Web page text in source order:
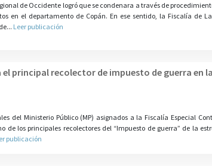
de Occidente logró que se condenara a través de
en el departamento de Copán. En ese sentido, la Fiscalía de
Leer publicación
principal recolector de impuesto de guerra en
del Ministerio Público (MP) asignados a la Fiscalía Especial
de los principales recolectores del “Impuesto de guerra” de la
publicación